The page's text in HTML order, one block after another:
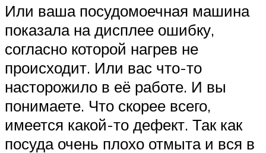
Или ваша посудомоечная машина
показала на дисплее ошибку,
согласно которой нагрев не
происходит. Или вас что-то
насторожило в её работе. И вы
понимаете. Что скорее всего,
имеется какой-то дефект. Так как
посуда очень плохо отмыта и вся в